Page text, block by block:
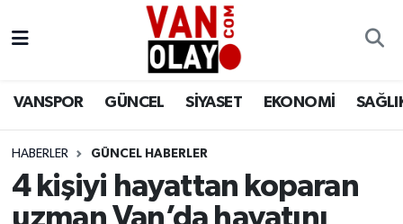
VANSPOR GÜNCEL SİYASET EKONOMİ
HABERLER GÜNCEL HABERLER
4 kişiyi hayattan koparan
Siyaset
Ekonomi
Van Nöbetçi Eczaneler
Van Namaz Vakitleri
Van Trafik Yoğunluk Haritası